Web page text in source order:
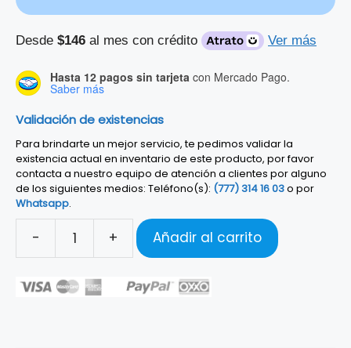
Desde $146 al mes con crédito Ver más
Hasta 12 pagos sin tarjeta con Mercado Pago.
Saber más
Validación de existencias
Para brindarte un mejor servicio, te pedimos validar la
existencia actual en inventario de este producto, por favor
contacta a nuestro equipo de atención a clientes por alguno
de los siguientes medios: Teléfono(s): (777) 314 16 03o por
Whatsapp.
-
SOPORTE
P/LAPTOP
+ Añadir al carrito